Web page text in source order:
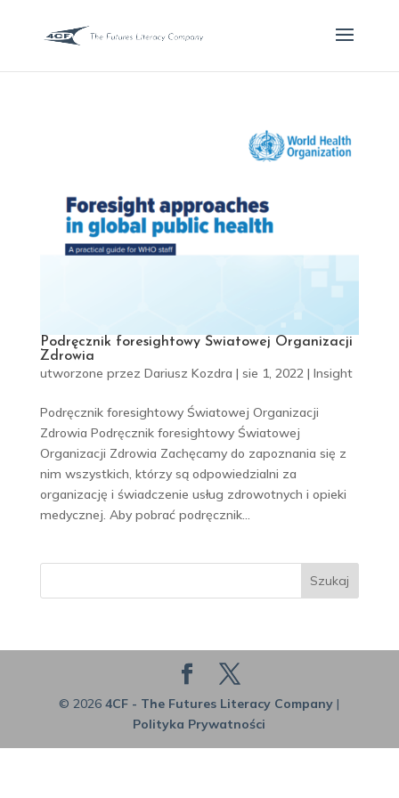
Podręcznik foresightowy Światowej Organizacji
Zdrowia
utworzone przez Dariusz Kozdra | sie 1, 2022| Insight
Podręcznik foresightowy Światowej Organizacji
Zdrowia Podręcznik foresightowy Światowej
Organizacji Zdrowia Zachęcamy do zapoznania się z
nim wszystkich, którzy są odpowiedzialni za
organizację i świadczenie usług zdrowotnych i opieki
medycznej. Aby pobrać podręcznik...
Szukaj
© 2026 4CF - The Futures Literacy Company|
Polityka Prywatności